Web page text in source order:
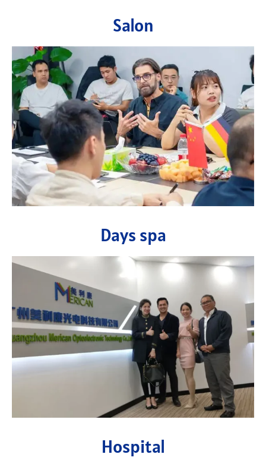
Salon
Days spa
Hospital